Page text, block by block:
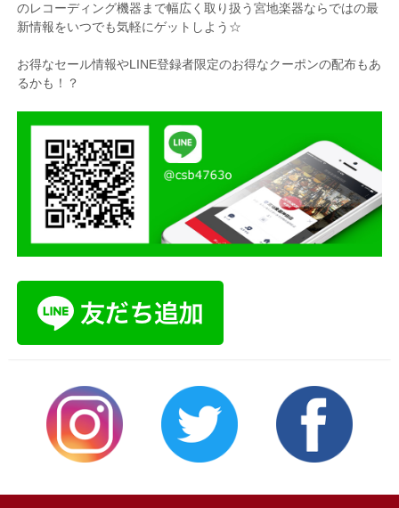
のレコーディング機器まで幅広く取り扱う宮地楽器ならではの最
新情報をいつでも気軽にゲットしよう☆
お得なセール情報やLINE登録者限定のお得なクーポンの配布もあ
るかも！？